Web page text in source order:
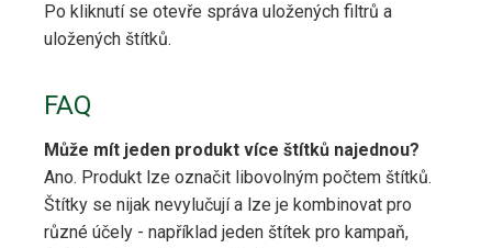
Po kliknutí se otevře správa uložených filtrů a
uložených štítků.
FAQ
Může mít jeden produkt více štítků najednou?
Ano. Produkt lze označit libovolným počtem štítků.
Štítky se nijak nevylučují a lze je kombinovat pro
různé účely - například jeden štítek pro kampaň,